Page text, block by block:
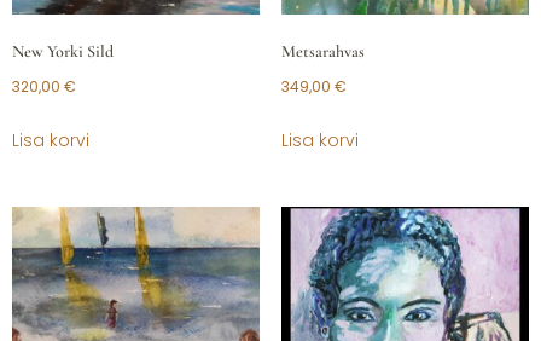
New Yorki Sild
320,00 €
Lisa korvi
Metsarahvas
349,00 €
Lisa korvi